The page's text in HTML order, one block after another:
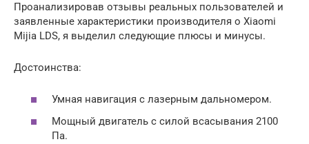
Проанализировав отзывы реальных пользователей и
заявленные характеристики производителя о Xiaomi
Mijia LDS, я выделил следующие плюсы и минусы.
Достоинства:
Умная навигация с лазерным дальномером.
Мощный двигатель с силой всасывания 2100
Па.